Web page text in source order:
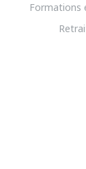
Formations